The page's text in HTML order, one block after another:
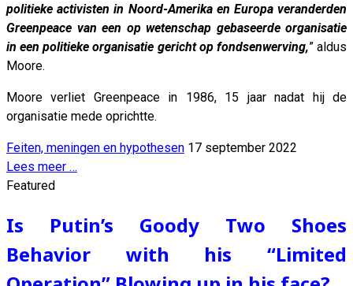
politieke activisten in Noord-Amerika en Europa veranderden
Greenpeace van een op wetenschap gebaseerde organisatie
in een politieke organisatie gericht op fondsenwerving,” aldus
Moore.
Moore verliet Greenpeace in 1986, 15 jaar nadat hij de
organisatie mede oprichtte.
Feiten, meningen en hypothesen 17 september 2022
Lees meer …
Featured
Is Putin’s Goody Two Shoes
Behavior with his “Limited